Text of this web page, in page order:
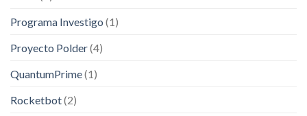
Programa Investigo (1)
Proyecto Polder(4)
QuantumPrime(1)
Rocketbot(2)